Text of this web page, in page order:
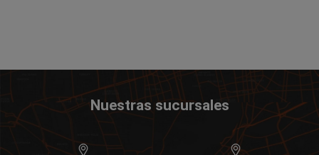
Nuestras sucursales